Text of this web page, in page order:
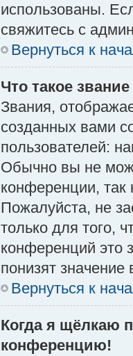
использованы.
свяжитесь с
Вернуться к
Что такое
Звания,
созданных вами
пользователей:
Обычно вы не
конференции, так
Пожалуйста, не
только для того,
конференций это
понизят
Вернуться к
Когда я щёлкаю
конференцию!